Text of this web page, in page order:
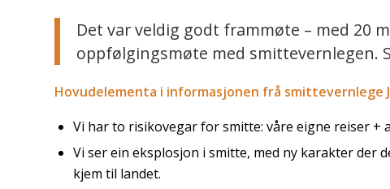
Det var veldig godt frammøte – med 20
oppfølgingsmøte med smittevernlegen.
Hovudelementa i informasjonen frå smittevernlege
Vi har to risikovegar for smitte: våre eigne reiser +
Vi ser ein eksplosjon i smitte, med ny karakter der
kjem til landet.